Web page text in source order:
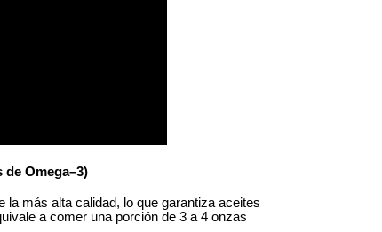
de Omega–3)
la más alta calidad, lo que garantiza aceites
a comer una porción de 3 a 4 onzas